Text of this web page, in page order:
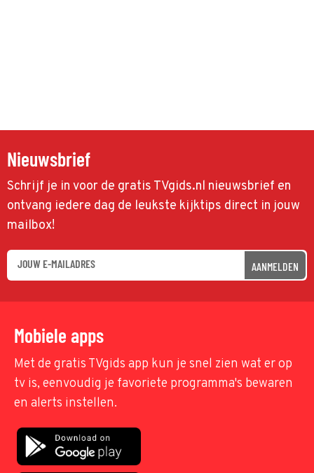
Nieuwsbrief
Schrijf je in voor de gratis TVgids.nl nieuwsbrief en
ontvang iedere dag de leukste kijktips direct in jouw
mailbox!
AANMELDEN
Mobiele apps
Met de gratis TVgids app kun je snel zien wat er op
tv is, eenvoudig je favoriete programma's bewaren
en alerts instellen.